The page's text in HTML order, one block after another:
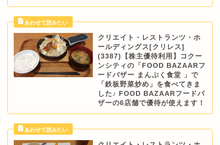
クリエイト・レストランツ・ホ
ールディングス[クリレス]
(3387)【株主優待利用】コクー
ンシティの「FOOD BAZAARフ
ードバザー まんぷく食堂 」で
「鉄板野菜炒め」を食べてきま
した♪ FOOD BAZAARフードバ
ザーの6店舗で優待が使えます！